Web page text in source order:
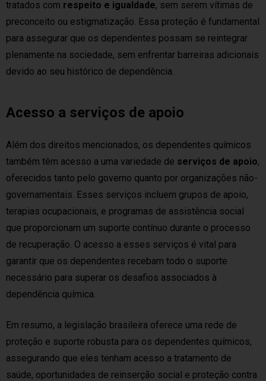
tratados com respeito e igualdade, sem serem vítimas de
preconceito ou estigmatização. Essa proteção é fundamental
para assegurar que os dependentes possam se reintegrar
plenamente na sociedade, sem enfrentar barreiras adicionais
devido ao seu histórico de dependência.
Acesso a serviços de apoio
Além dos direitos mencionados, os dependentes químicos
também têm acesso a uma variedade de serviços de apoio,
oferecidos tanto pelo governo quanto por organizações não-
governamentais. Esses serviços incluem grupos de apoio,
terapias ocupacionais, e programas de assistência social
que proporcionam um suporte contínuo durante o processo
de recuperação. O acesso a esses serviços é vital para
garantir que os dependentes recebam todo o suporte
necessário para superar os desafios associados à
dependência química.
Em resumo, a legislação brasileira oferece uma rede de
proteção e suporte robusta para os dependentes químicos,
assegurando que eles tenham acesso a tratamento de
saúde, oportunidades de reinserção social e proteção contra